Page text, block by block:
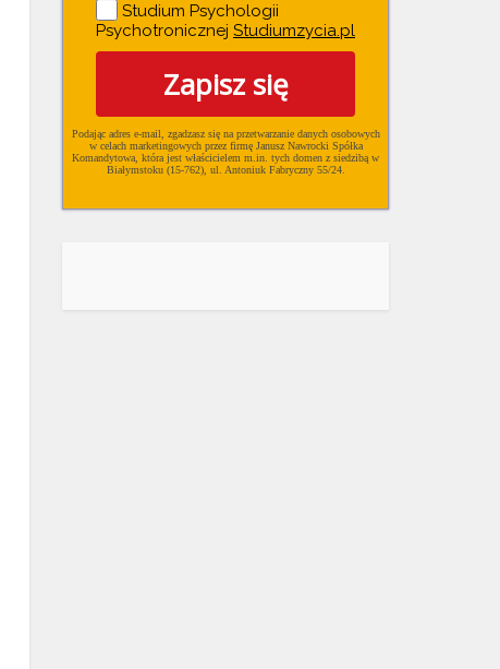
Studium Psychologii
Psychotronicznej Studiumzycia.pl
Zapisz się
Podając adres e-mail, zgadzasz się na przetwarzanie danych osobowych
w ce­lach mar­ke­tin­go­wych przez firmę Janusz Nawrocki Spółka
Komandytowa, która jest właścicielem m.in. tych domen z siedzibą w
Białymstoku (15-762), ul. Antoniuk Fabryczny 55/24.